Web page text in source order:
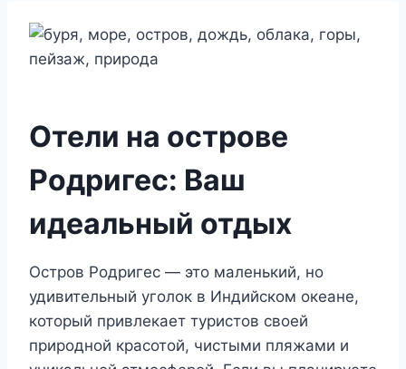
Отели на острове
Родригес: Ваш
идеальный отдых
Остров Родригес — это маленький, но
удивительный уголок в Индийском океане,
который привлекает туристов своей
природной красотой, чистыми пляжами и